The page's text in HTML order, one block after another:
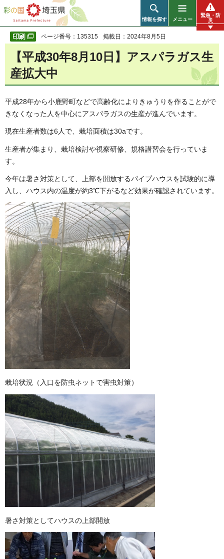
彩の国 埼玉県
情報を探す メニュー
緊急・防
災
ページ番号：135315 掲載日：2024年8月5日
【平成30年8月10日】アスパラガス生
産拡大中
平成28年から小鹿野町などで高齢化によりきゅうりを作ることがで
きなくなった人を中心にアスパラガスの生産が進んでいます。
現在生産者数は6人で、栽培面積は30aです。
生産者が集まり、栽培検討や視察研修、規格講習会を行っていま
す。
今年は暑さ対策として、上部を開放するパイプハウスを試験的に導
入し、ハウス内の温度が約3℃下がるなど効果が確認されています。
栽培状況（入口を防虫ネットで害虫対策）
暑さ対策としてハウスの上部開放